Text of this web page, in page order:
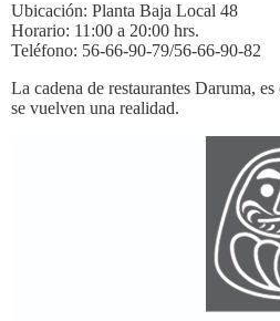
Ubicación: Planta Baja Local 48
Horario: 11:00 a 20:00 hrs.
Teléfono: 56-66-90-79/56-66-90-82
La cadena de restaurantes Daruma,
se vuelven una realidad.